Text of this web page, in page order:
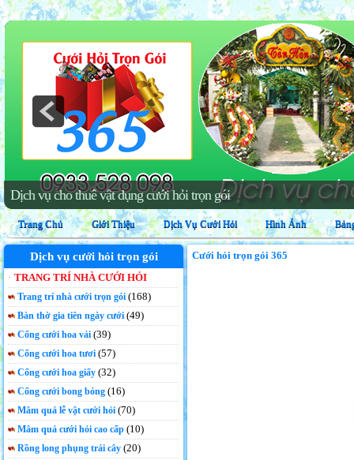
Dịch vụ trang trí nhà cưới hỏi trọn gói
Trang Chủ Giới Thiệu Dịch Vụ Cưới Hỏi Hình Ảnh
Dịch vụ cưới hỏi trọn gói
TRANG TRÍ NHÀ CƯỚI HỎI
Trang trí nhà cưới trọn gói (168)
Bàn thờ gia tiên ngày cưới (49)
Cổng cưới hoa vải (39)
Cổng cưới hoa tươi (57)
Cổng cưới hoa giấy (32)
Cổng cưới bong bóng (16)
Mâm quả lễ vật cưới hỏi (70)
Mâm quả cưới hỏi cao cấp (10)
Rồng long phụng trái cây (20)
Cưới hỏi trọn gói 365